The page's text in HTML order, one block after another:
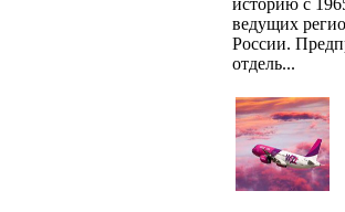
историю с
ведущих
России.
отдель...